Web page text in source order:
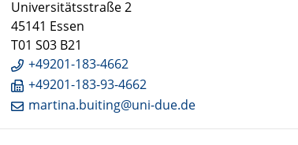
Universitätsstraße 2
45141 Essen
T01 S03 B21
+49201-183-4662
+49201-183-93-4662
martina.buiting@uni-due.de